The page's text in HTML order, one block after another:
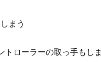
まう
トローラーの取っ手もしま